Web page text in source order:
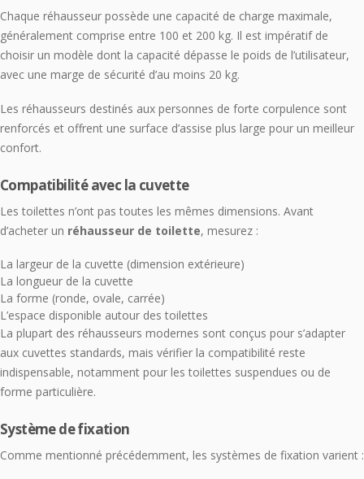
Chaque réhausseur possède une capacité de charge maximale,
généralement comprise entre 100 et 200 kg. Il est impératif de
choisir un modèle dont la capacité dépasse le poids de l’utilisateur,
avec une marge de sécurité d’au moins 20 kg.
Les réhausseurs destinés aux personnes de forte corpulence sont
renforcés et offrent une surface d’assise plus large pour un meilleur
confort.
Compatibilité avec la cuvette
Les toilettes n’ont pas toutes les mêmes dimensions. Avant
d’acheter un réhausseur de toilette, mesurez :
La largeur de la cuvette (dimension extérieure)
La longueur de la cuvette
La forme (ronde, ovale, carrée)
L’espace disponible autour des toilettes
La plupart des réhausseurs modernes sont conçus pour s’adapter
aux cuvettes standards, mais vérifier la compatibilité reste
indispensable, notamment pour les toilettes suspendues ou de
forme particulière.
Système de fixation
Comme mentionné précédemment, les systèmes de fixation varient :